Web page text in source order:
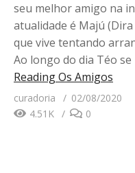
seu melhor amigo na
atualidade é Majú (Dira
que vive tentando
Ao longo do dia Téo
ReadingOs Amigos
curadoria
02/08/2020
4.51K
0